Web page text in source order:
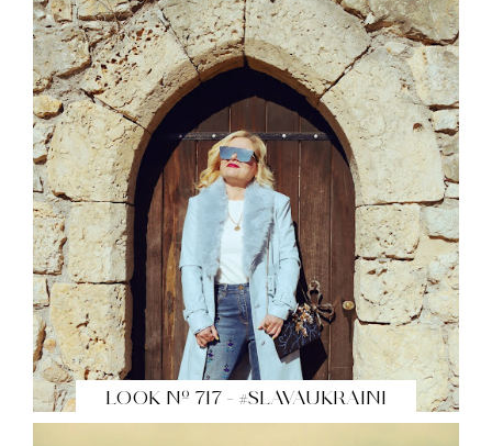
LOOK Nº 717 - #SLAVAUKRAINI